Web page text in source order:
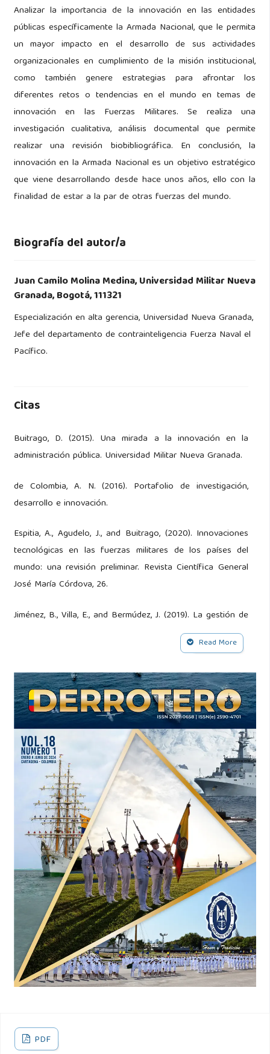
Analizar la importancia de la innovación en las entidades
públicas específicamente la Armada Nacional, que le permita
un mayor impacto en el desarrollo de sus actividades
organizacionales en cumplimiento de la misión institucional,
como también genere estrategias para afrontar los
diferentes retos o tendencias en el mundo en temas de
innovación en las Fuerzas Militares. Se realiza una
investigación cualitativa, análisis documental que permite
realizar una revisión biobibliográfica. En conclusión, la
innovación en la Armada Nacional es un objetivo estratégico
que viene desarrollando desde hace unos años, ello con la
finalidad de estar a la par de otras fuerzas del mundo.
Biografía del autor/a
Juan Camilo Molina Medina,Universidad Militar Nueva
Granada, Bogotá, 111321
Especialización en alta gerencia, Universidad Nueva Granada,
Jefe del departamento de contrainteligencia Fuerza Naval el
Pacífico.
Citas
Buitrago, D. (2015). Una mirada a la innovación en la
administración pública. Universidad Militar Nueva Granada.
de Colombia, A. N. (2016). Portafolio de investigación,
desarrollo e innovación.
Espitia, A., Agudelo, J., and Buitrago, (2020). Innovaciones
tecnológicas en las fuerzas militares de los países del
mundo: una revisión preliminar. Revista Científica General
José María Córdova, 26.
Jiménez, B., Villa, E., and Bermúdez, J. (2019). La gestión de
la tecnología y la innovación en el sector defensa:
resultados desde un análisis bibliométrico. Fundación
Marek, J. and Dariusz, F. (2024). Innovation as a tool for
improving public services quality. International Journal for
Quality Research, 18(3).
Nacional, A. (2021). Plan de desarrollo naval 2042.
Obtenido de.
Navia, J. (2020). Propuestas para el mejoramiento de la
gestión de la tecnología y la innovación en la armada
nacional de colombia. ITM.
Romullo, G. (2024). Innovation management in the defense
sector: A systematic literature review focusing on
developing countries. Journal of Infrastructure, Policy and
Development, 8(11).
Urbáez, F. (2015). La innovación como cultura
organizacional. Revista Venezolana de Gerencial, 18.
Read More
PDF